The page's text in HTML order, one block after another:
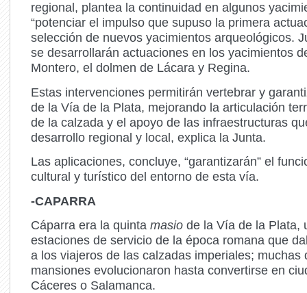
regional, plantea la continuidad en algunos
“potenciar el impulso que supuso la primera
selección de nuevos yacimientos arqueológicos.
se desarrollarán actuaciones en los yacimientos
Montero, el dolmen de Lácara y Regina.
Estas intervenciones permitirán vertebrar y
de la Vía de la Plata, mejorando la articulación
de la calzada y el apoyo de las infraestructuras
desarrollo regional y local, explica la Junta.
Las aplicaciones, concluye, “garantizarán” el
cultural y turístico del entorno de esta vía.
-CAPARRA
Cáparra era la quinta masiode la Vía de la Plata,
estaciones de servicio de la época romana que
a los viajeros de las calzadas imperiales; muchas
mansiones evolucionaron hasta convertirse en
Cáceres o Salamanca.